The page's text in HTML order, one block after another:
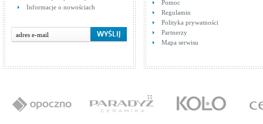
Informacje o nowościach
Pomoc
Regulamin
Polityka prywatności
Partnerzy
Mapa serwisu